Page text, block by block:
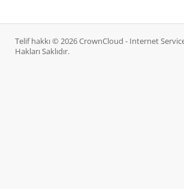
Telif hakkı © 2026 CrownCloud - Internet
Hakları Saklıdır.